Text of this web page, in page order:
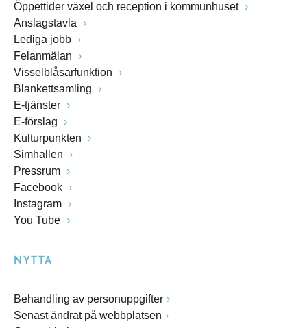
Öppettider växel och reception i kommunhuset
Anslagstavla
Lediga jobb
Felanmälan
Visselblåsarfunktion
Blankettsamling
E-tjänster
E-förslag
Kulturpunkten
Simhallen
Pressrum
Facebook
Instagram
You Tube
NYTTA
Behandling av personuppgifter
Senast ändrat på webbplatsen